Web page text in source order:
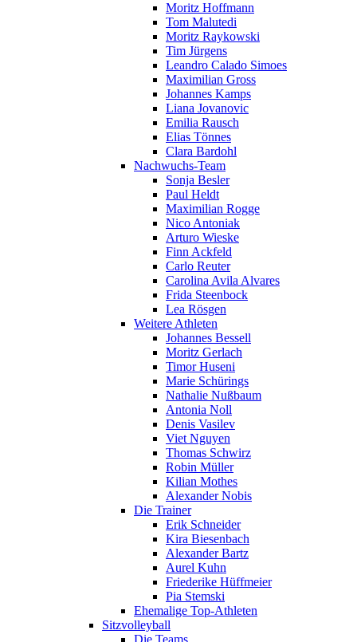
Moritz Hoffmann
Tom Malutedi
Moritz Raykowski
Tim Jürgens
Leandro Calado Simoes
Maximilian Gross
Johannes Kamps
Liana Jovanovic
Emilia Rausch
Elias Tönnes
Clara Bardohl
Nachwuchs-Team
Sonja Besler
Paul Heldt
Maximilian Rogge
Nico Antoniak
Arturo Wieske
Finn Ackfeld
Carlo Reuter
Carolina Avila Alvares
Frida Steenbock
Lea Rösgen
Weitere Athleten
Johannes Bessell
Moritz Gerlach
Timor Huseni
Marie Schürings
Nathalie Nußbaum
Antonia Noll
Denis Vasilev
Viet Nguyen
Thomas Schwirz
Robin Müller
Kilian Mothes
Alexander Nobis
Die Trainer
Erik Schneider
Kira Biesenbach
Alexander Bartz
Aurel Kuhn
Friederike Hüffmeier
Pia Stemski
Ehemalige Top-Athleten
Sitzvolleyball
Die Teams